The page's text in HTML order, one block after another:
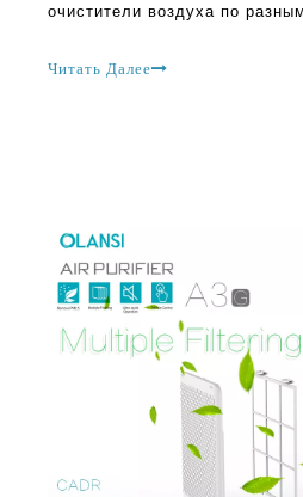
очистители воздуха по
том, что люди спрашивают,
Читать Далее